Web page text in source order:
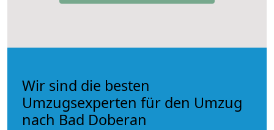
Wir sind die besten
Umzugsexperten für den Umzug
nach Bad Doberan